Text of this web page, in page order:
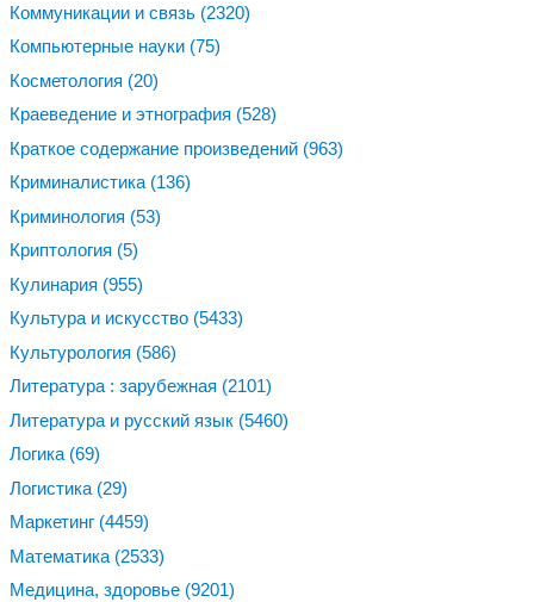
Коммуникации и связь (2320)
Компьютерные науки (75)
Косметология (20)
Краеведение и этнография (528)
Краткое содержание произведений (963)
Криминалистика (136)
Криминология (53)
Криптология (5)
Кулинария (955)
Культура и искусство (5433)
Культурология (586)
Литература : зарубежная (2101)
Литература и русский язык (5460)
Логика (69)
Логистика (29)
Маркетинг (4459)
Математика (2533)
Медицина, здоровье (9201)